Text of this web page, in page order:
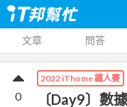
文章 問答
2022 iThome 鐵人賽
〔Day9〕數
0